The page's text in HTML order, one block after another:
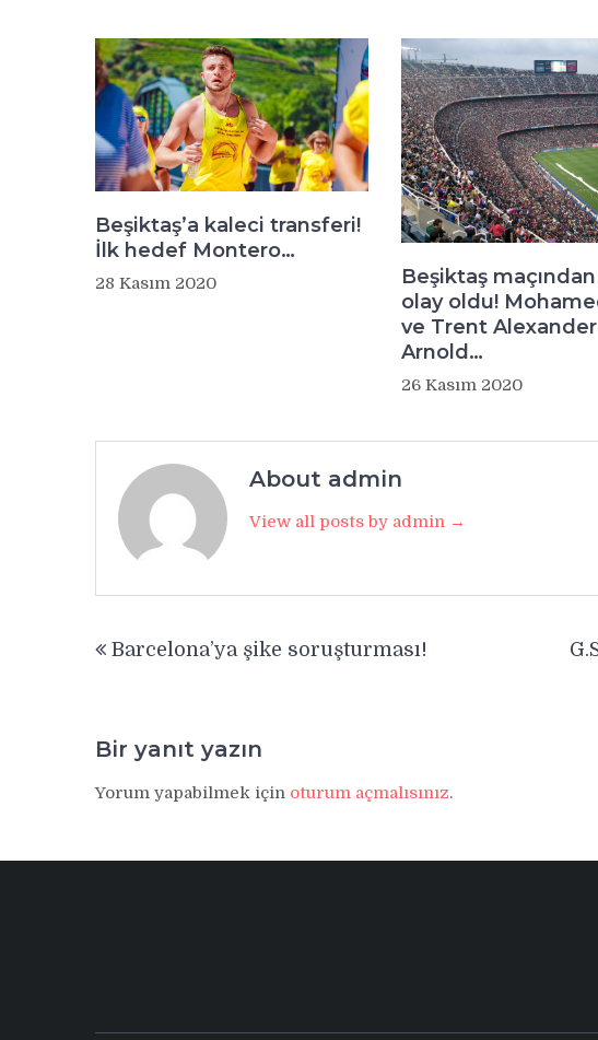
Beşiktaş’a kaleci transferi!
İlk hedef Montero…
28 Kasım 2020
Beşiktaş
olay oldu!
ve Trent
Arnold…
26 Kasım 2020
About admin
View all posts by admin →
gezinmesi
Barcelona’ya şike soruşturması!
Bir yanıt yazın
Yorum yapabilmek için oturum açmalısınız.